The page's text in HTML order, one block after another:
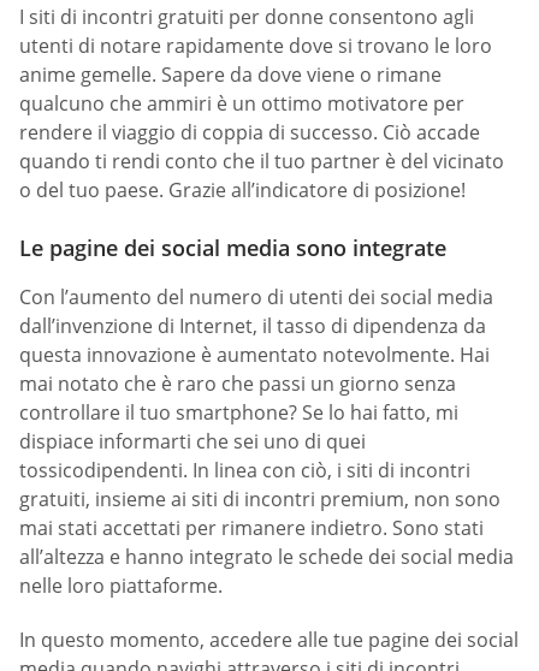
I siti di incontri gratuiti per donne consentono agli
utenti di notare rapidamente dove si trovano le loro
anime gemelle. Sapere da dove viene o rimane
qualcuno che ammiri è un ottimo motivatore per
rendere il viaggio di coppia di successo. Ciò accade
quando ti rendi conto che il tuo partner è del vicinato
o del tuo paese. Grazie all’indicatore di posizione!
Le pagine dei social media sono integrate
Con l’aumento del numero di utenti dei social media
dall’invenzione di Internet, il tasso di dipendenza da
questa innovazione è aumentato notevolmente. Hai
mai notato che è raro che passi un giorno senza
controllare il tuo smartphone? Se lo hai fatto, mi
dispiace informarti che sei uno di quei
tossicodipendenti. In linea con ciò, i siti di incontri
gratuiti, insieme ai siti di incontri premium, non sono
mai stati accettati per rimanere indietro. Sono stati
all’altezza e hanno integrato le schede dei social media
nelle loro piattaforme.
In questo momento, accedere alle tue pagine dei social